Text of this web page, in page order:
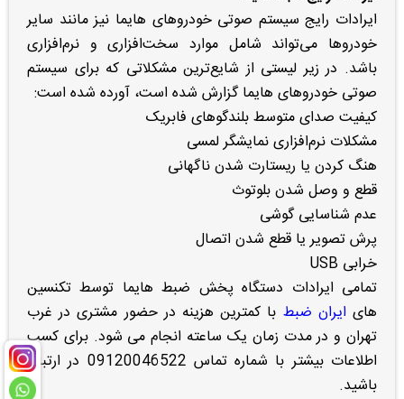
ایرادات رایج سیستم صوتی خودروهای هایما نیز مانند سایر
خودروها می‌تواند شامل موارد سخت‌افزاری و نرم‌افزاری
باشد. در زیر لیستی از شایع‌ترین مشکلاتی که برای سیستم
صوتی خودروهای هایما گزارش شده است، آورده شده است:
کیفیت صدای متوسط بلندگوهای فابریک
مشکلات نرم‌افزاری نمایشگر لمسی
هنگ کردن یا ریستارت شدن ناگهانی
قطع و وصل شدن بلوتوث
عدم شناسایی گوشی
پرش تصویر یا قطع شدن اتصال
خرابی USB
تمامی ایرادات دستگاه پخش ضبط هایما توسط تکنسین
های ایران ضبط با کمترین هزینه در حضور مشتری در غرب
تهران و در مدت زمان یک ساعته انجام می شود. برای کسب
اطلاعات بیشتر با شماره تماس 09120046522 در ارتباط
باشید.